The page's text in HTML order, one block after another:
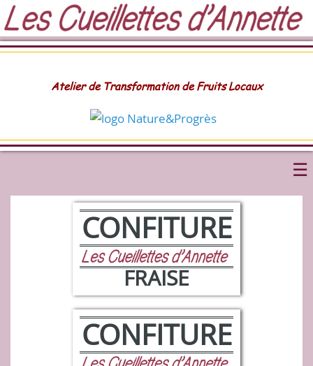
Atelier de Transformation de Fruits Locaux
CONFITURE
FRAISE
CONFITURE